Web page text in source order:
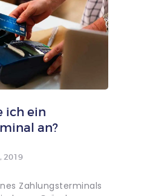
ich ein
an?
2019
Zahlungsterminals